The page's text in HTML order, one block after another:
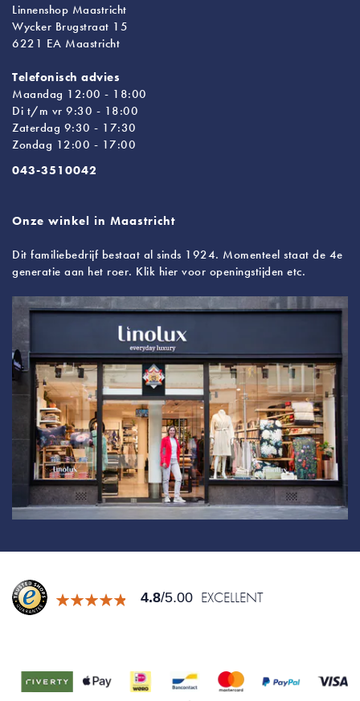
Linnenshop Maastricht
Wycker Brugstraat 15
6221 EA Maastricht
Telefonisch advies
Maandag 12:00 - 18:00
Di t/m vr 9:30 - 18:00
Zaterdag 9:30 - 17:30
Zondag 12:00 - 17:00
043-3510042
Onze winkel in Maastricht
Dit familiebedrijf bestaat al sinds 1924. Momenteel staat de 4e
generatie aan het roer. Klik hier voor openingstijden etc.
4.8/5.00 EXCELLENT